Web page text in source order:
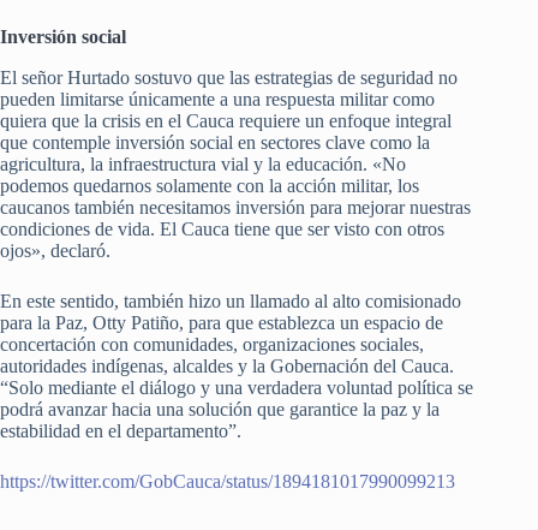
Inversión social
El señor Hurtado sostuvo que las estrategias de seguridad no
pueden limitarse únicamente a una respuesta militar como
quiera que la crisis en el Cauca requiere un enfoque integral
que contemple inversión social en sectores clave como la
agricultura, la infraestructura vial y la educación. «No
podemos quedarnos solamente con la acción militar, los
caucanos también necesitamos inversión para mejorar nuestras
condiciones de vida. El Cauca tiene que ser visto con otros
ojos», declaró.
En este sentido, también hizo un llamado al alto comisionado
para la Paz, Otty Patiño, para que establezca un espacio de
concertación con comunidades, organizaciones sociales,
autoridades indígenas, alcaldes y la Gobernación del Cauca.
“Solo mediante el diálogo y una verdadera voluntad política se
podrá avanzar hacia una solución que garantice la paz y la
estabilidad en el departamento”.
https://twitter.com/GobCauca/status/1894181017990099213